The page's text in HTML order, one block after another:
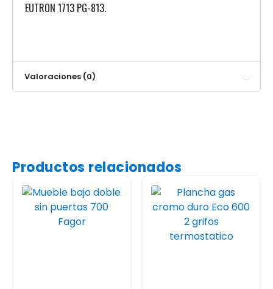
EUTRON 1713 PG-813.
Valoraciones (0)
Productos relacionados